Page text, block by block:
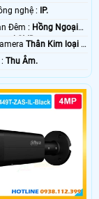
🕉️ Camera Công nghệ :
IP.
🌈 Tầm Xa Ban Đêm : Hồng Ngoại
SMD.Thân Kim loại +
️ლ Khả Năng :Thu Âm.